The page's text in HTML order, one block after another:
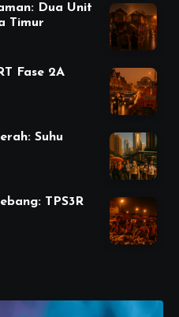
Dua Unit
Timur
Fase 2A
Suhu
TPS3R